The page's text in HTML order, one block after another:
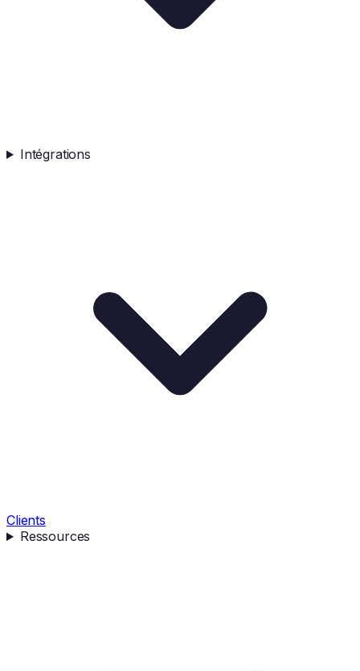
Intégrations
Clients
Ressources